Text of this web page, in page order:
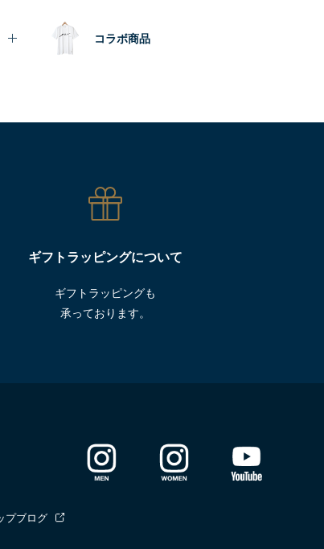
コラボ商品
ギフトラッピングについて
ギフトラッピングも
承っております。
プブログ